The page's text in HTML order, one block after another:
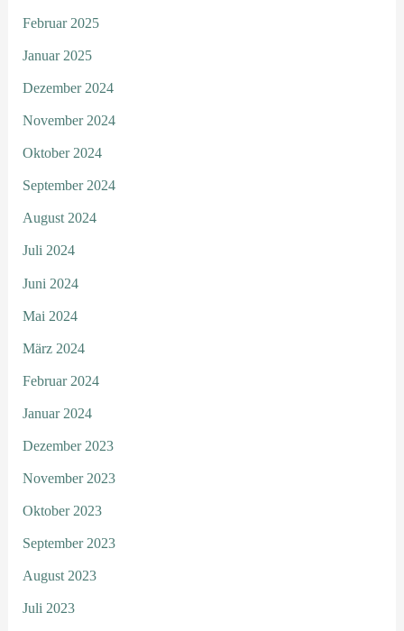
Februar 2025
Januar 2025
Dezember 2024
November 2024
Oktober 2024
September 2024
August 2024
Juli 2024
Juni 2024
Mai 2024
März 2024
Februar 2024
Januar 2024
Dezember 2023
November 2023
Oktober 2023
September 2023
August 2023
Juli 2023